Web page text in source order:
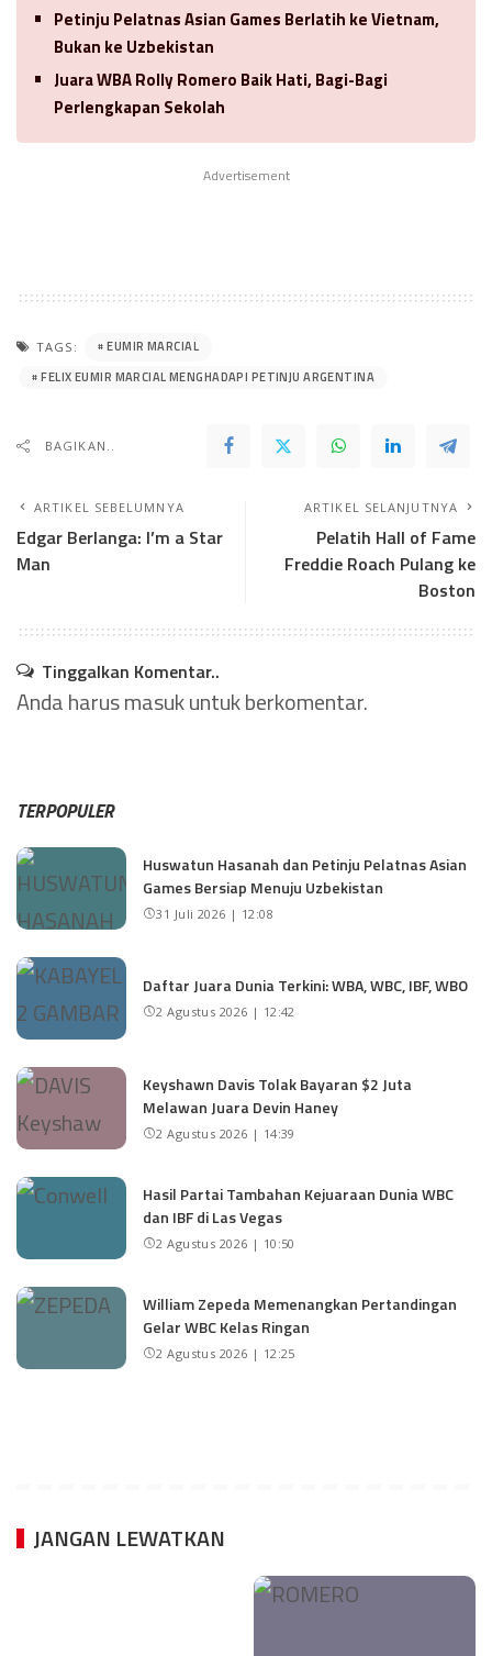
Petinju Pelatnas Asian Games Berlatih ke Vietnam,
Bukan ke Uzbekistan
Juara WBA Rolly Romero Baik Hati, Bagi-Bagi
Perlengkapan Sekolah
Advertisement
TAGS:
EUMIR MARCIAL
FELIX EUMIR MARCIAL MENGHADAPI PETINJU ARGENTINA
BAGIKAN..
ARTIKEL SEBELUMNYA
Edgar Berlanga: I’m a Star
Man
ARTIKEL SELANJUTNYA
Pelatih Hall of Fame
Freddie Roach Pulang ke
Boston
Tinggalkan Komentar..
Anda harusmasukuntuk berkomentar.
TERPOPULER
Huswatun Hasanah dan Petinju Pelatnas Asian
Games Bersiap Menuju Uzbekistan
31 Juli 2026 | 12:08
Daftar Juara Dunia Terkini: WBA, WBC, IBF, WBO
2 Agustus 2026 | 12:42
Keyshawn Davis Tolak Bayaran $2 Juta
Melawan Juara Devin Haney
2 Agustus 2026 | 14:39
Hasil Partai Tambahan Kejuaraan Dunia WBC
dan IBF di Las Vegas
2 Agustus 2026 | 10:50
William Zepeda Memenangkan Pertandingan
Gelar WBC Kelas Ringan
2 Agustus 2026 | 12:25
JANGAN LEWATKAN